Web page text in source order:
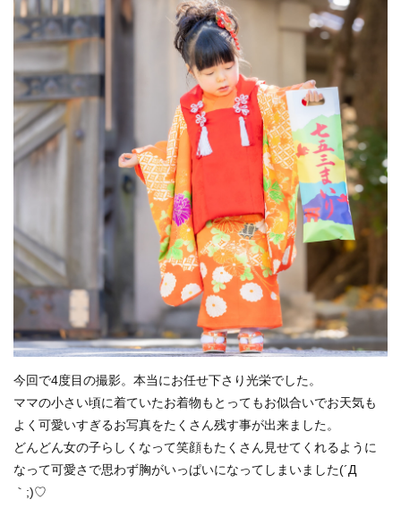
今回で4度目の撮影。本当にお任せ下さり光栄でした。
ママの小さい頃に着ていたお着物もとってもお似合いでお天気も
よく可愛いすぎるお写真をたくさん残す事が出来ました。
どんどん女の子らしくなって笑顔もたくさん見せてくれるように
なって可愛さで思わず胸がいっぱいになってしまいました(´Д
｀;)♡